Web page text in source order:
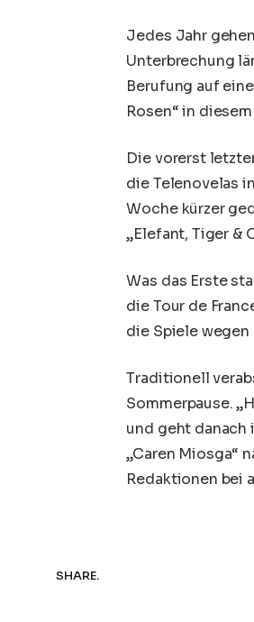
Jedes Jahr
Unterbrechung
Berufung auf
Rosen“ in
Die vorerst
die Telenovelas
Woche kürzer
„Elefant, Tiger &
Was das Erste
die Tour de
die Spiele
Traditionell
Sommerpause.
und geht danach
„Caren Miosga“
Redaktionen bei
SHARE.